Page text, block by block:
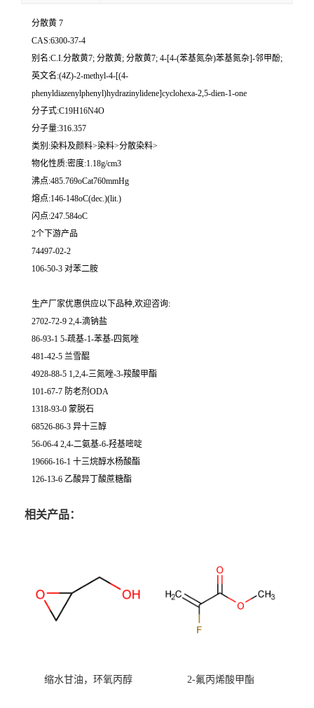
分散黄 7
CAS:6300-37-4
别名:C.I.分散黄7; 分散黄; 分散黄7; 4-[4-(苯基氮杂)苯基氮杂]-邻甲酚;
英文名:(4Z)-2-methyl-4-[(4-
phenyldiazenylphenyl)hydrazinylidene]cyclohexa-2,5-dien-1-one
分子式:C19H16N4O
分子量:316.357
类别:染料及颜料>染料>分散染料>
物化性质:密度:1.18g/cm3
沸点:485.769oCat760mmHg
熔点:146-148oC(dec.)(lit.)
闪点:247.584oC
2个下游产品
74497-02-2
106-50-3 对苯二胺
生产厂家优惠供应以下品种,欢迎咨询:
2702-72-9 2,4-滴钠盐
86-93-1 5-疏基-1-苯基-四氮唑
481-42-5 兰雪醌
4928-88-5 1,2,4-三氮唑-3-羧酸甲酯
101-67-7 防老剂ODA
1318-93-0 蒙脱石
68526-86-3 异十三醇
56-06-4 2,4-二氨基-6-羟基嘧啶
19666-16-1 十三烷醇水杨酸酯
126-13-6 乙酸异丁酸蔗糖酯
相关产品：
缩水甘油，环氧丙醇 2-氟丙烯酸甲酯